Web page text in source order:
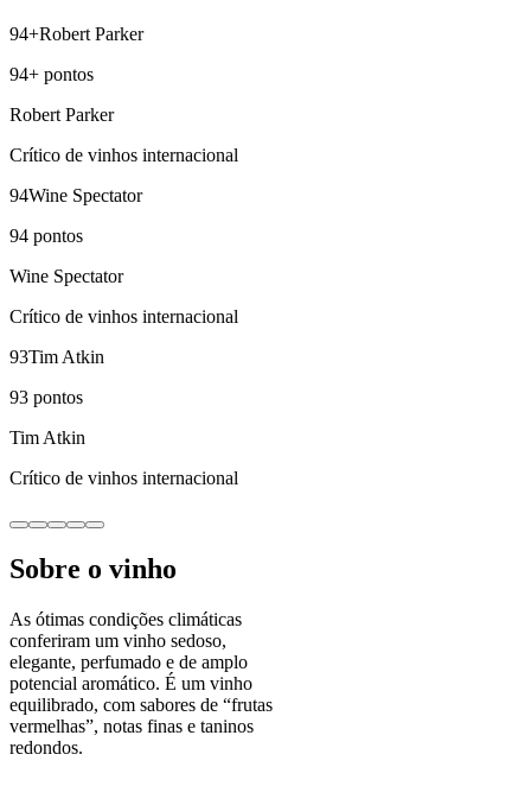
94+Robert Parker
94+ pontos
Robert Parker
Crítico de vinhos internacional
94Wine Spectator
94 pontos
Wine Spectator
Crítico de vinhos internacional
93Tim Atkin
93 pontos
Tim Atkin
Crítico de vinhos internacional
Sobre o vinho
As ótimas condições climáticas
conferiram um vinho sedoso,
elegante, perfumado e de amplo
potencial aromático. É um vinho
equilibrado, com sabores de “frutas
vermelhas”, notas finas e taninos
redondos.